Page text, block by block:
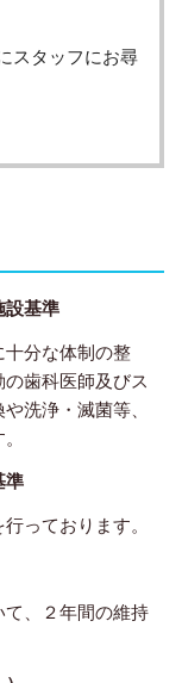
スタッフにお尋
設基準
分な体制の整
歯科医師及びス
洗浄・滅菌等、
準
っております。
、２年間の維持